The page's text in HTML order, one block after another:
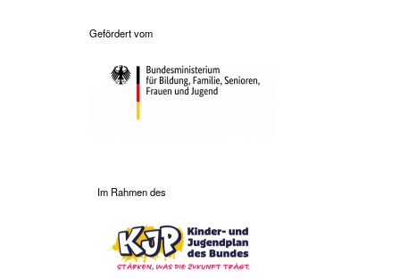
Gefördert vom
Im Rahmen des